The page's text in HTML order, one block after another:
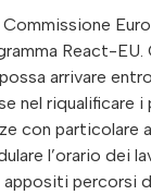
React-EU.
arrivare
nel riqualificare
con particolare
l’orario dei
percorsi